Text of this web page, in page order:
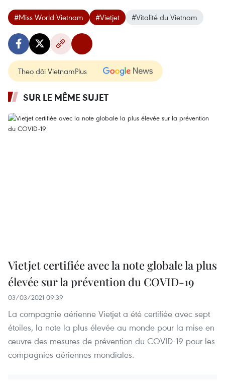
#Miss World Vietnam #Vietjet #Vitalité du Vietnam
Theo dõi VietnamPlus
SUR LE MÊME SUJET
Vietjet certifiée avec la note globale la plus
élevée sur la prévention du COVID-19
03/03/2021 09:39
La compagnie aérienne Vietjet a été certifiée avec sept
étoiles, la note la plus élevée au monde pour la mise en
œuvre des mesures de prévention du COVID-19 pour les
compagnies aériennes mondiales.